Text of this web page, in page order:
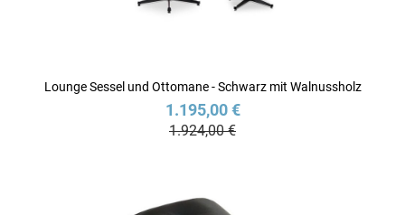
Lounge Sessel und Ottomane - Schwarz mit Walnussholz
1.195,00 €
1.924,00 €